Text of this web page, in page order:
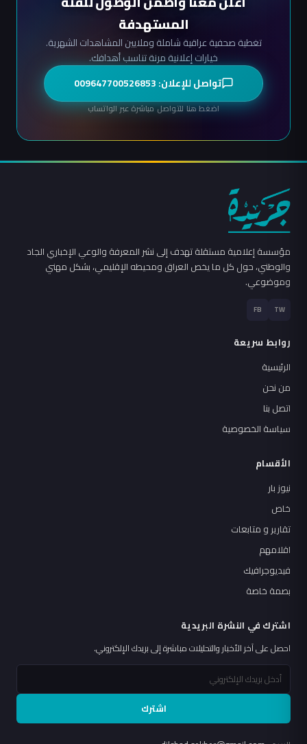
المستهدفة
تغطية صحفية عراقية شاملة وملايين المشاهدات الشهرية.
خيارات إعلانية مرنة تناسب أهدافك.
تواصل للإعلان: 009647700526853
اضغط هنا للتواصل مباشرة عبر الواتساب
مؤسسة إعلامية مستقلة تهدف إلى نشر المعرفة والوعي الإخباري الجاد
والوطني، حول كل ما يخص العراق ومحيطه الإقليمي، بشكل مهني
وموضوعي.
TW
FB
روابط سريعة
الرئيسية
من نحن
اتصل بنا
سياسة الخصوصية
الأقسام
نيوز بار
خاص
تقارير و متابعات
اقلامهم
فيديوجرافيك
بصمة خاصة
اشترك في النشرة البريدية
احصل على آخر الأخبار والتحليلات مباشرة إلى بريدك الإلكتروني.
اشترك